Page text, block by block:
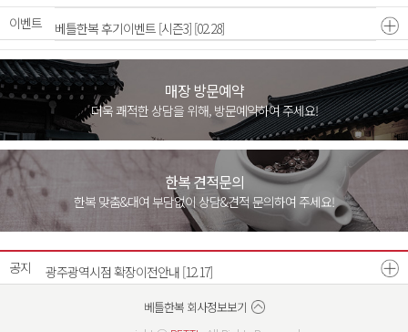
이벤트 베틀한복 후기이벤트 [시즌3] [02.28]
매장 방문예약
더욱 쾌적한 상담을 위해, 방문예약하여 주세요!
한복 견적문의
한복 맞춤&대여 부담없이 상담&견적 문의하여 주세요!
공지
26년 8월 매장운영안내[07.21]
26년 7월 매장운영안내[06.22]
광주광역시점 확장이전안내 [12.17]
베스트리워드 선정자 발표[07.18]
베틀한복 매장운영시간 변경안내 [12.26]
베틀한복 회사정보보기